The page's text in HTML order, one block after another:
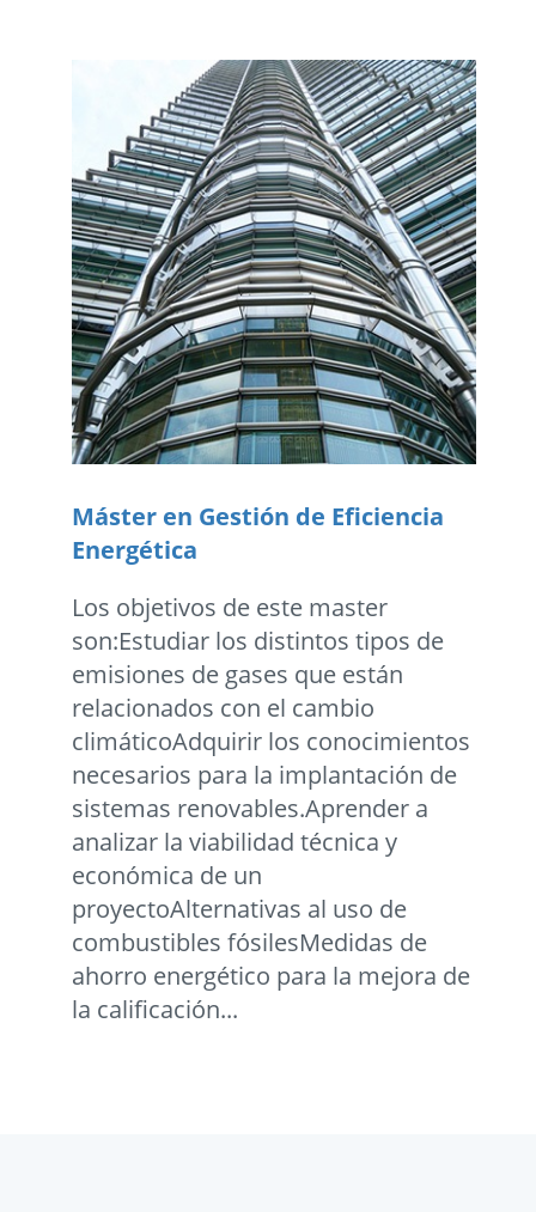
Máster en Gestión de Eficiencia
Energética
Los objetivos de este master
son:Estudiar los distintos tipos de
emisiones de gases que están
relacionados con el cambio
climáticoAdquirir los conocimientos
necesarios para la implantación de
sistemas renovables.Aprender a
analizar la viabilidad técnica y
económica de un
proyectoAlternativas al uso de
combustibles fósilesMedidas de
ahorro energético para la mejora de
la calificación...